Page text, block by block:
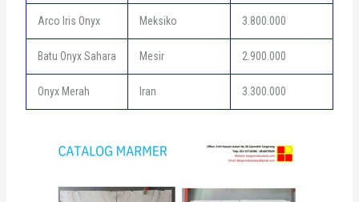
Arco Iris Onyx Meksiko 3.800.000
Batu Onyx Sahara Mesir 2.900.000
Onyx Merah Iran 3.300.000